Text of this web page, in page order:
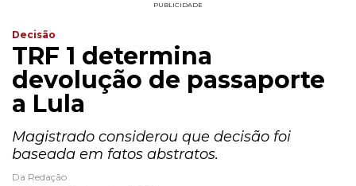
PUBLICIDADE
Decisão
TRF 1 determina
devolução de passaporte
a Lula
Magistrado considerou que decisão foi
baseada em fatos abstratos.
Da Redação